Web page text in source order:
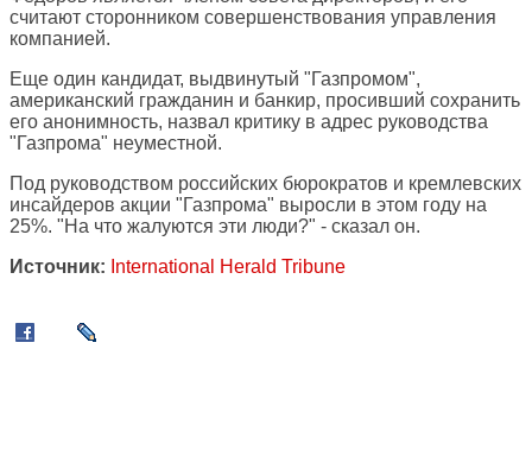
считают сторонником совершенствования управления
компанией.
Еще один кандидат, выдвинутый "Газпромом",
американский гражданин и банкир, просивший сохранить
его анонимность, назвал критику в адрес руководства
"Газпрома" неуместной.
Под руководством российских бюрократов и кремлевских
инсайдеров акции "Газпрома" выросли в этом году на
25%. "На что жалуются эти люди?" - сказал он.
Источник: International Herald Tribune